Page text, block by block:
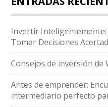
Invertir Inteligentemente:
Tomar Decisiones
Consejos de inversión
Antes de emprender:
intermediario perfecto